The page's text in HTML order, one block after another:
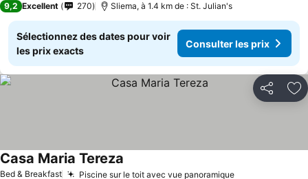
9,2 Excellent 270 Sliema, à 1.4 km de : St. Julian's
Sélectionnez des dates pour voir
les prix exacts
Consulter les prix
Partager
Bed & Breakfast Piscine sur le toit avec vue panoramique
Casa Maria Tereza